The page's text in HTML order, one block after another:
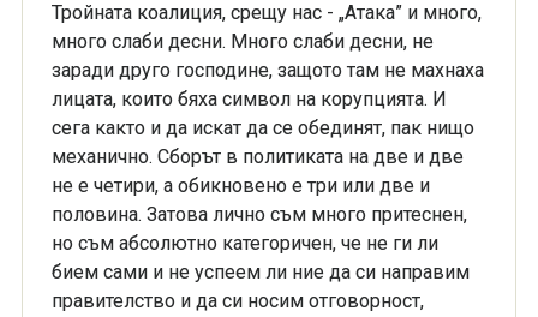
Тройната коалиция, срещу нас - „Атака” и много,
много слаби десни. Много слаби десни, не
заради друго господине, защото там не махнаха
лицата, които бяха символ на корупцията. И
сега както и да искат да се обединят, пак нищо
механично. Сборът в политиката на две и две
не е четири, а обикновено е три или две и
половина. Затова лично съм много притеснен,
но съм абсолютно категоричен, че не ги ли
бием сами и не успеем ли ние да си направим
правителство и да си носим отговорност,